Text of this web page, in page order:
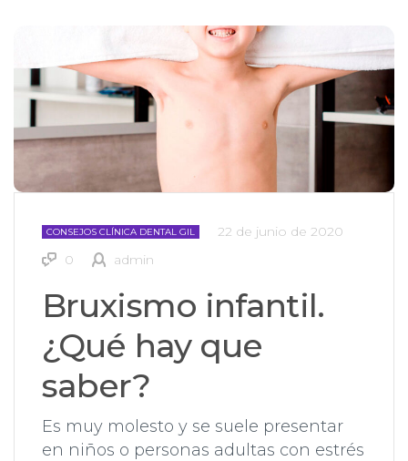
CONSEJOS CLÍNICA DENTAL GIL
22 de junio de 2020
0
admin
Bruxismo infantil.
¿Qué hay que
saber?
Es muy molesto y se suele presentar
en niños o personas adultas con estrés